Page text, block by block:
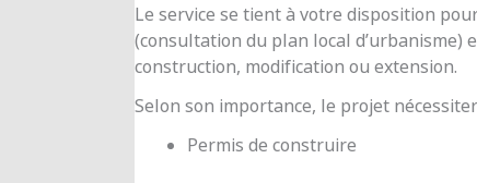
Le service se tient à votre disposition
(consultation du plan local d’urbanisme)
construction, modification ou extension.
Selon son importance, le projet
Permis de construire